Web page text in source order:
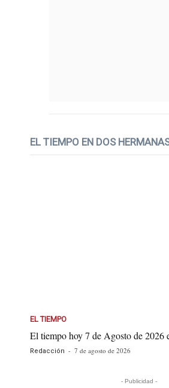
EL TIEMPO EN DOS
EL TIEMPO
El tiempo hoy 7 de Agosto de 2026
Redacción - 7 de agosto de 2026
- Publicidad -